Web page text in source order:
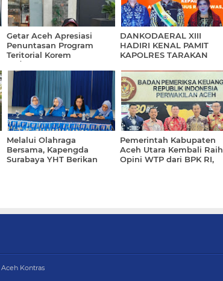
Getar Aceh Apresiasi
Penuntasan Program
Teritorial Korem
011/Lilawangsa Pasca
Bencana di Aceh
DANKODAERAL XIII
HADIRI KENAL PAMIT
KAPOLRES TARAKAN
Melalui Olahraga
Bersama, Kapengda
Surabaya YHT Berikan
Pemerintah Kabupaten
Aceh Utara Kembali Raih
Opini WTP dari BPK RI,
Aceh Kontras